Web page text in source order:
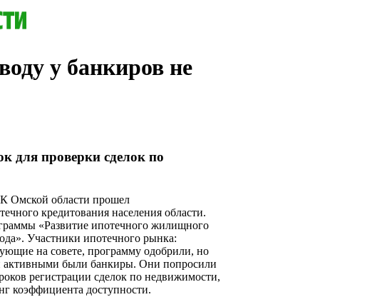
у банкиров не
для проверки сделок по
Омской области прошел
кредитования населения области.
«Развитие ипотечного жилищного
Участники ипотечного рынка:
на совете, программу одобрили, но
были банкиры. Они попросили
регистрации сделок по недвижимости,
коэффициента доступности.